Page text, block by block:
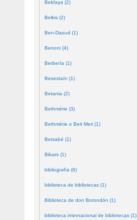
Bekfaya (2)
Belkis (2)
Ben-Daoud (1)
Benoni (4)
Berbería (1)
Besestaín (1)
Betania (2)
Bethmérie (3)
Bethmérie o Beit Meri (1)
Betsabé (1)
Bibars (1)
bibliografía (6)
biblioteca de bibliotecas (1)
Biblioteca de don Borondón (1)
biblioteca internacional de bibliotecas (1)